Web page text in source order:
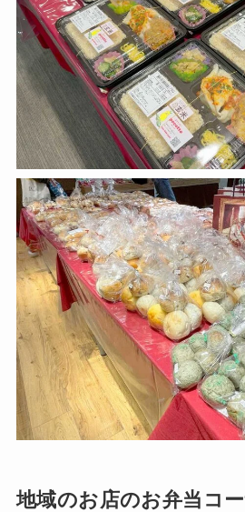
地域のお店のお弁当コ